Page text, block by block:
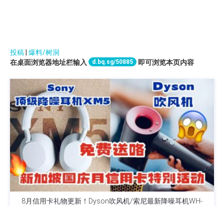
投稿| 爆料/树洞
在桌面浏览器地址栏输入
d.bq.sg/50885 即可浏览本页内容
8月信用卡礼物更新！Dyson吹风机/索尼最新降噪耳机WH-